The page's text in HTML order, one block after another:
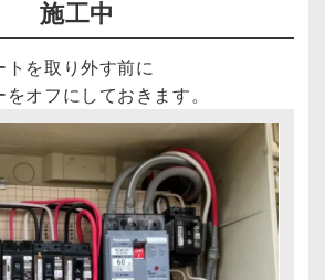
施工中
トを取り外す前に
オフにしておきます。